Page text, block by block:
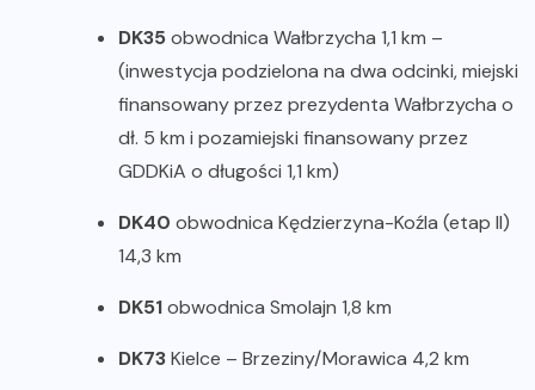
DK35obwodnica Wałbrzycha 1,1 km –
(inwestycja podzielona na dwa odcinki, miejski
finansowany przez prezydenta Wałbrzycha o
dł. 5 km i pozamiejski finansowany przez
GDDKiA o długości 1,1 km)
DK40 obwodnica Kędzierzyna-Koźla (etap II)
14,3 km
DK51obwodnica Smolajn 1,8 km
DK73Kielce – Brzeziny/Morawica 4,2 km